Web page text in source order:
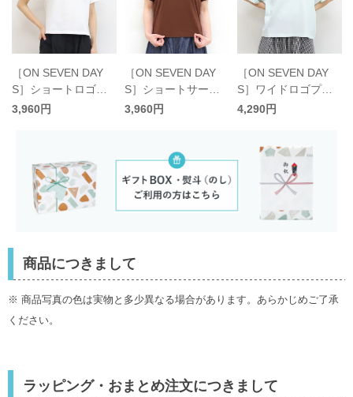
［ON SEVEN DAY
S］ショートロゴプ
リントTシャツ／オ
3,960円
［ON SEVEN DAY
S］ショートサーク
ル刺繍Tシャツ／オ
3,960円
［ON SEVEN DAY
S］ワイドロゴプリ
ントTシャツ／オン
4,290円
商品につきまして
※ 商品写真の色は実物と多少異なる場合があります。あらかじめご了承
ください。
ラッピング・おまとめ注文につきまして